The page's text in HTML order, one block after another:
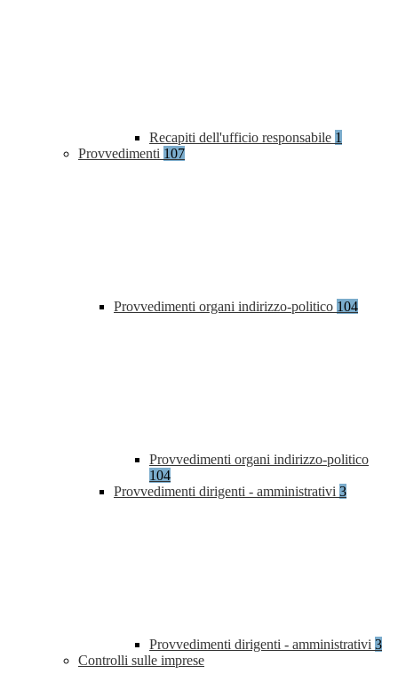
Recapiti dell'ufficio responsabile 1
Provvedimenti 107
Provvedimenti organi indirizzo-politico 104
Provvedimenti organi indirizzo-politico
104
Provvedimenti dirigenti - amministrativi 3
Provvedimenti dirigenti - amministrativi 3
Controlli sulle imprese